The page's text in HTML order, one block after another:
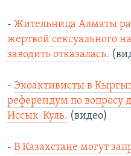
- Жительница Алматы
жертвой сексуального
заводить отказалась.
- Экоактивисты в
референдум по вопросу
Иссык-Куль. (видео)
- В Казахстане могут